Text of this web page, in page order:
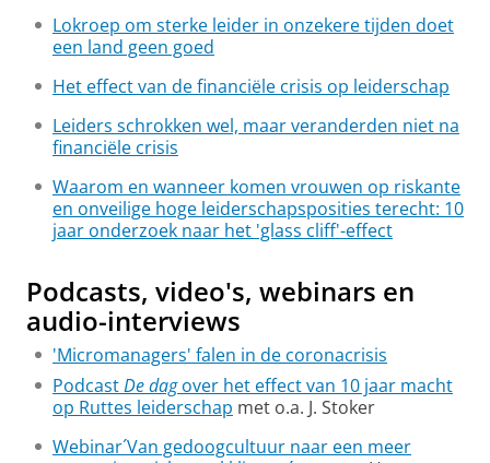
Lokroep om sterke leider in onzekere tijden doet
een land geen goed
Het effect van de financiële crisis op leiderschap
Leiders schrokken wel, maar veranderden niet na
financiële crisis
Waarom en wanneer komen vrouwen op riskante
en onveilige hoge leiderschapsposities terecht: 10
jaar onderzoek naar het 'glass cliff'-effect
Podcasts, video's, webinars en
audio-interviews
'Micromanagers' falen in de coronacrisis
PodcastDe dagover het effect van 10 jaar macht
op Ruttes leiderschap met o.a. J. Stoker
Webinar´Van gedoogcultuur naar een meer